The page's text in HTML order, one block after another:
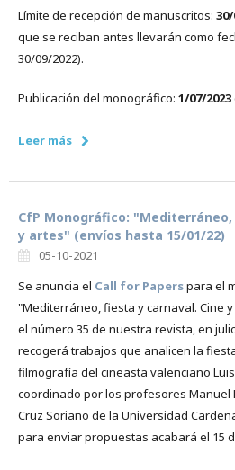
Límite de recepción de manuscritos:
que se reciban antes llevarán como
30/09/2022).
Publicación del monográfico: 1/07/2023
Leer más
CfP Monográfico:
y artes" (envíos hasta 15/01/22)
05-10-2021
Se anuncia el Call for Paperspara el
"Mediterráneo, fiesta y carnaval. Cine
el número 35 de nuestra revista, en
recogerá trabajos que analicen la
filmografía del cineasta valenciano
coordinado por los profesores Manuel
Cruz Soriano de la Universidad
para enviar propuestas acabará el 15